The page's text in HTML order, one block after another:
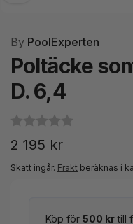
By PoolExperten
Poltäcke
D. 6,4
Ordinarie
pris
2 195 kr
Skatt ingår. Frakt beräknas i
Köp för 500 krtill